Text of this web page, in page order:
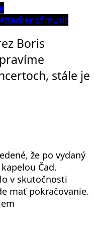
of music
Boris
stále je
že po vydaný
Čad.
v skutočnosti
mať pokračovanie.